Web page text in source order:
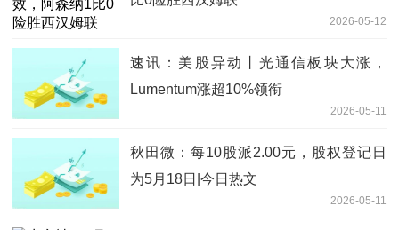
2026-05-12
速讯：美股异动丨光通信板块大涨，
Lumentum涨超10%领衔
2026-05-11
秋田微：每10股派2.00元，股权登记日
为5月18日|今日热文
2026-05-11